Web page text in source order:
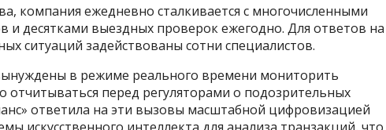
компания ежедневно сталкивается с многочисленными
и десятками выездных проверок ежегодно. Для ответов на
ситуаций задействованы сотни специалистов.
в режиме реального времени мониторить
отчитываться перед регуляторами о подозрительных
ответила на эти вызовы масштабной цифровизацией